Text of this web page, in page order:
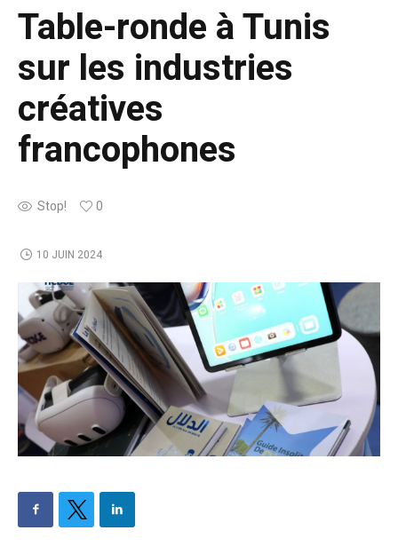
Table-ronde à Tunis
sur les industries
créatives
francophones
Stop! 0
10 JUIN 2024